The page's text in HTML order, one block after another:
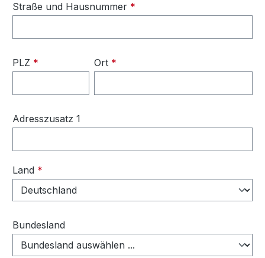
Straße und Hausnummer *
PLZ * Ort *
Adresszusatz 1
Land *
Bundesland